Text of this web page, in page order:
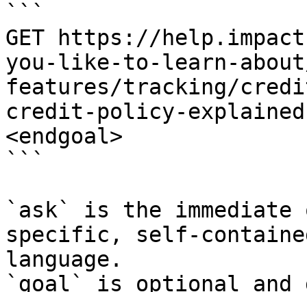
```
GET https://
you-like-to-learn-
features/tracking/
credit-policy-
<endgoal>
```
`ask` is the
specific, self-
language.
`goal` is optional and